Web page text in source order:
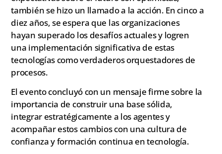
también se hizo un llamado a la acción. En cinco a
diez años, se espera que las organizaciones
hayan superado los desafíos actuales y logren
una implementación significativa de estas
tecnologías como verdaderos orquestadores de
procesos.
El evento concluyó con un mensaje firme sobre la
importancia de construir una base sólida,
integrar estratégicamente a los agentes y
acompañar estos cambios con una cultura de
confianza y formación continua en tecnología.